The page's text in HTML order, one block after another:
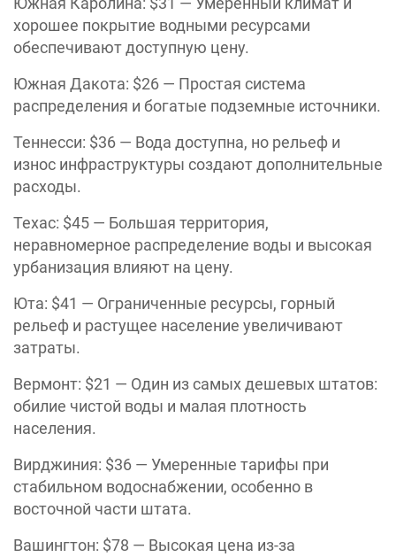
хорошее покрытие водными ресурсами
обеспечивают доступную цену.
Южная Дакота: $26 — Простая система
распределения и богатые подземные источники.
Теннесси: $36 — Вода доступна, но рельеф и
износ инфраструктуры создают дополнительные
расходы.
Техас: $45 — Большая территория,
неравномерное распределение воды и высокая
урбанизация влияют на цену.
Юта: $41 — Ограниченные ресурсы, горный
рельеф и растущее население увеличивают
затраты.
Вермонт: $21 — Один из самых дешевых штатов:
обилие чистой воды и малая плотность
населения.
Вирджиния: $36 — Умеренные тарифы при
стабильном водоснабжении, особенно в
восточной части штата.
Вашингтон: $78 — Высокая цена из-за